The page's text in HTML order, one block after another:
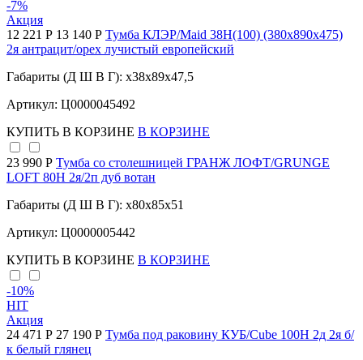
-7%
Акция
12 221 Р 13 140 Р Тумба КЛЭР/Maid 38Н(100) (380х890х475)
2я антрацит/орех лучистый европейский
Габариты (Д Ш В Г): x38x89x47,5
Артикул: Ц0000045492
КУПИТЬ В КОРЗИНЕ В КОРЗИНЕ
23 990 Р Тумба со столешницей ГРАНЖ ЛОФТ/GRUNGE
LOFT 80Н 2я/2п дуб вотан
Габариты (Д Ш В Г): x80x85x51
Артикул: Ц0000005442
КУПИТЬ В КОРЗИНЕ В КОРЗИНЕ
-10%
HIT
Акция
24 471 Р 27 190 Р Тумба под раковину КУБ/Cube 100Н 2д 2я б/
к белый глянец